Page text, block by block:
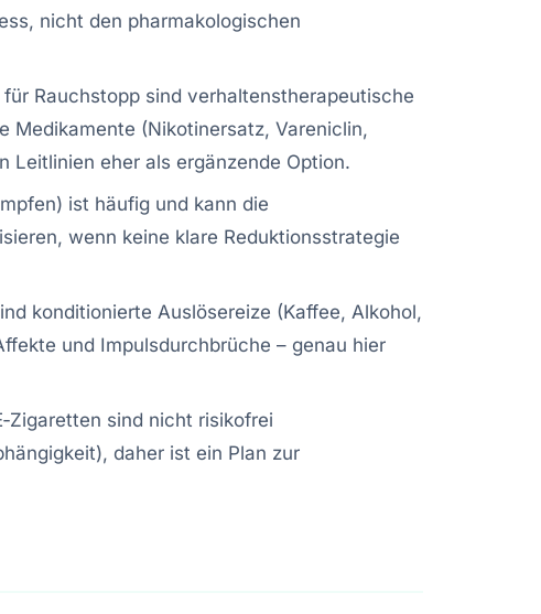
nicht den pharmakologischen
Rauchstopp sind verhaltenstherapeutische
Medikamente (Nikotinersatz, Vareniclin,
Leitlinien eher als ergänzende Option.
ist häufig und kann die
wenn keine klare Reduktionsstrategie
konditionierte Auslösereize (Kaffee, Alkohol,
und Impulsdurchbrüche – genau hier
sind nicht risikofrei
daher ist ein Plan zur